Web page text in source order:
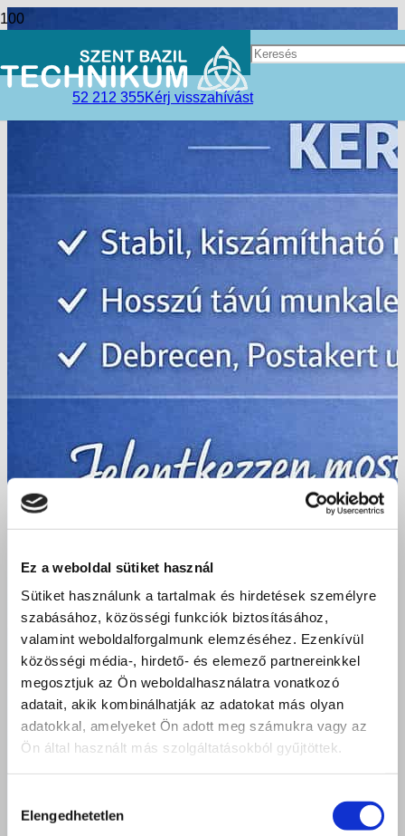
Ez a weboldal sütiket használ
Sütiket használunk a tartalmak és hirdetések személyre
szabásához, közösségi funkciók biztosításához,
valamint weboldalforgalmunk elemzéséhez. Ezenkívül
közösségi média-, hirdető- és elemező partnereinkkel
megosztjuk az Ön weboldalhasználatra vonatkozó
adatait, akik kombinálhatják az adatokat más olyan
adatokkal, amelyeket Ön adott meg számukra vagy az
Ön által használt más szolgáltatásokból gyűjtöttek.
kiválasztása
Elengedhetetlen
52 212 355Kérj visszahívást